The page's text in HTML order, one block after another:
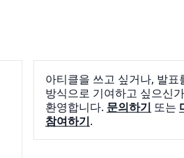
아티클을 쓰고 싶거나, 발
방식으로 기여하고 싶으신
환영합니다. 문의하기 또는
참여하기.